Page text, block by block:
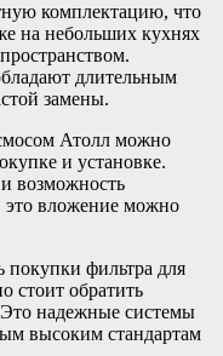
комплектацию, что
на небольших кухнях
длительным
замены.
Атолл можно
и установке.
возможность
это вложение можно
покупки фильтра для
стоит обратить
надежные системы
высоким стандартам